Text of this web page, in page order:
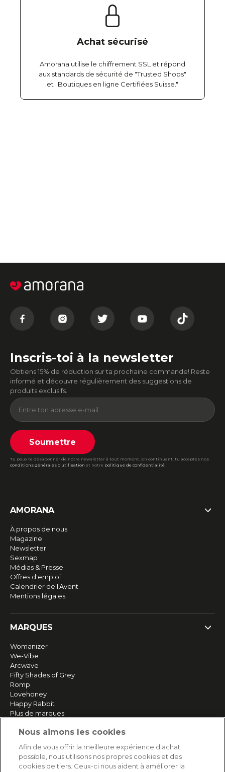
Achat sécurisé
Amorana utilise le chiffrement SSL et répond
aux standards de sécurité de "Trusted Shops"
et "Boutiques en ligne Certifiées Suisse."
Inscris-toi à la newsletter
Obtiens 15% de réduction sur ta prochaine commande! Reste
informé et découvre régulièrement des suggestions de
produits exclusifs.
Soumettre
Tu peux te désabonner de notre newsletter à tout moment. En continuant, tu acceptes nos
conditions générales d'utilisation et notre politique de confidentialité.
AMORANA
À propos de nous
Magazine
Newsletter
Sexmap
Médias & Presse
Offres d'emploi
Calendrier de l'Avent
Mentions légales
MARQUES
Womanizer
We-Vibe
Arcwave
Fifty Shades of Grey
Romp
Lovehoney
Happy Rabbit
Plus de marques
SERVICE
Livraison rapide et gratuite
Nous aimons les cookies
Afin de vous offrir la meilleure expérience d'achat
possible, nous utilisons nos propres cookies et des
cookies de tiers. Ceux-ci nous aident à améliorer la